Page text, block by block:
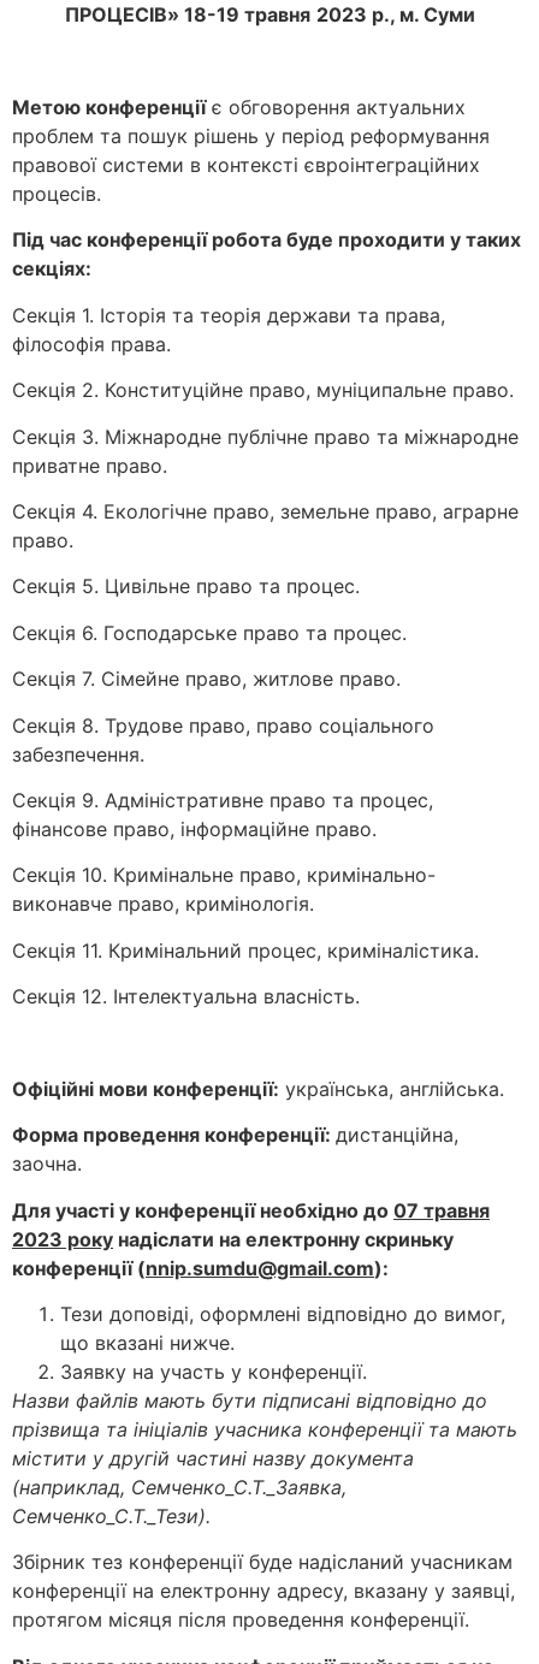
ПРОЦЕСІВ» 18-19 травня 2023 р., м. Суми
Метою конференціїє обговорення актуальних
проблем та пошук рішень у період реформування
правової системи в контексті євроінтеграційних
процесів.
Під час конференції робота буде проходити у таких
секціях:
Секція 1. Історія та теорія держави та права,
філософія права.
Секція 2. Конституційне право, муніципальне право.
Секція 3. Міжнародне публічне право та міжнародне
приватне право.
Секція 4. Екологічне право, земельне право, аграрне
право.
Секція 5. Цивільне право та процес.
Секція 6. Господарське право та процес.
Секція 7. Сімейне право, житлове право.
Секція 8. Трудове право, право соціального
забезпечення.
Секція 9. Адміністративне право та процес,
фінансове право, інформаційне право.
Секція 10. Кримінальне право, кримінально-
виконавче право, кримінологія.
Секція 11. Кримінальний процес, криміналістика.
Секція 12. Інтелектуальна власність.
Офіційні мови конференції: українська, англійська.
Форма проведення конференції: дистанційна,
заочна.
Для участі у конференції необхідно до 07 травня
2023 року надіслати на електронну скриньку
конференції (nnip.sumdu@gmail.com):
Тези доповіді, оформлені відповідно до вимог,
що вказані нижче.
Заявку на участь у конференції.
Назви файлів мають бути підписані відповідно до
прізвища та ініціалів учасника конференції та мають
містити у другій частині назву документа
(наприклад, Семченко_С.Т._Заявка,
Семченко_С.Т._Тези).
Збірник тез конференції буде надісланий учасникам
конференції на електронну адресу, вказану у заявці,
протягом місяця після проведення конференції.